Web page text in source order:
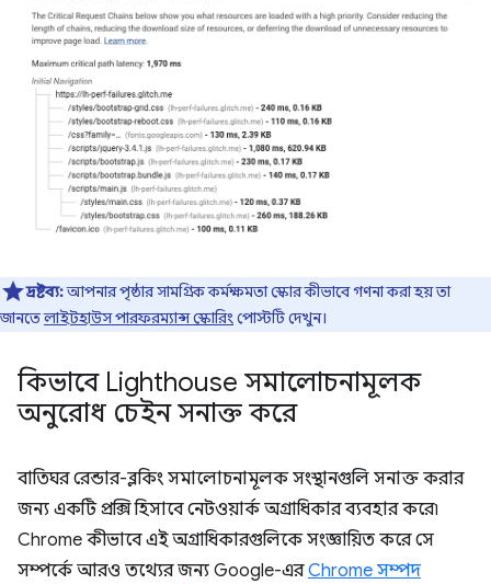
দ্রষ্টব্য:আপনার পৃষ্ঠার সামগ্রিক কর্মক্ষমতা স্কোর কীভাবে গণনা করা হয় তা
জানতেলাইটহাউস পারফরম্যান্স স্কোরিংপোস্টটি দেখুন।
কিভাবে Lighthouse সমালোচনামূলক
অনুরোধ চেইন সনাক্ত করে
বাতিঘর রেন্ডার-ব্লকিং সমালোচনামূলক সংস্থানগুলি সনাক্ত করার
জন্য একটি প্রক্সি হিসাবে নেটওয়ার্ক অগ্রাধিকার ব্যবহার করে৷
Chrome কীভাবে এই অগ্রাধিকারগুলিকে সংজ্ঞায়িত করে সে
সম্পর্কে আরও তথ্যের জন্য Google-এরChrome সম্পদ